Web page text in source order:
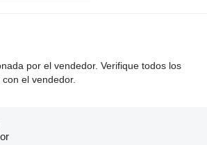
por el vendedor. Verifique todos los
el vendedor.